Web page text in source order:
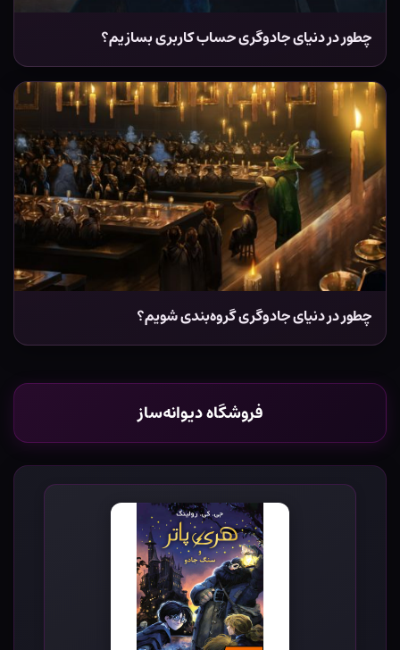
چطور در دنیای جادوگری حساب کاربری بسازیم؟
چطور در دنیای جادوگری گروه‌بندی شویم؟
فروشگاه دیوانه‌ساز